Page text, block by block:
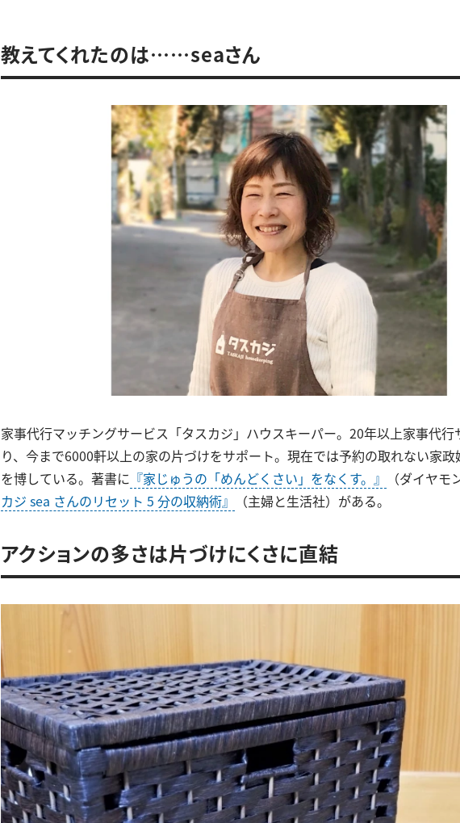
教えてくれたのは……seaさん
家事代行マッチングサービス「タスカジ」ハウスキーパー。20年以上家事代行
り、今まで6000軒以上の家の片づけをサポート。現在では予約の取れない家
を博している。著書に 『家じゅうの「めんどくさい」をなくす。』 （ダイヤモ
カジ sea さんのリセット 5 分の収納術』
（主婦と生活社）がある。
アクションの多さは片づけにくさに直結